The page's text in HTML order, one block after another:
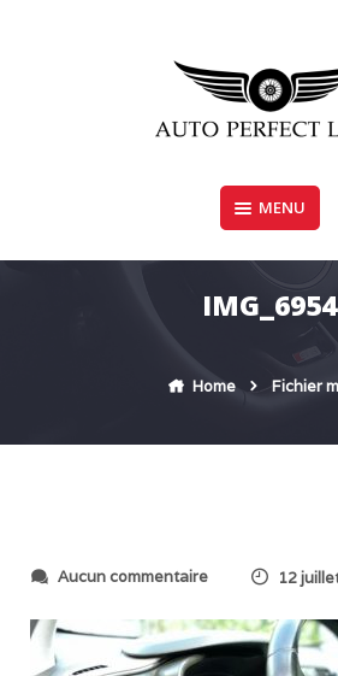
AUTO MENU
IMG_6954
Home Fichier
Aucun commentaires
r
I
12